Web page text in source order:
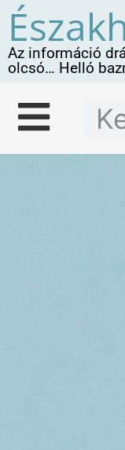
Az információ
olcsó… Helló